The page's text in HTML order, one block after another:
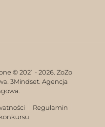
© 2021 - 2026. ZoZo
3Mindset. Agencja
Regulamin